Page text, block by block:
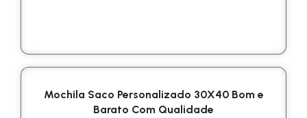
Mochila Saco Personalizado 30X40 Bom e
Barato Com Qualidade